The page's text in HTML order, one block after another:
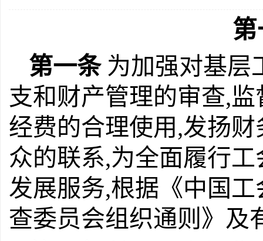
第
第一条为加强对基层
支和财产管理的审查,
经费的合理使用,发扬
众的联系,为全面履行
发展服务,根据《中国
查委员会组织通则》及